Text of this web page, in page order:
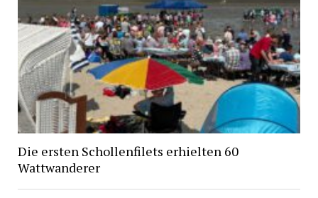
Die ersten Schollenfilets erhielten 60
Wattwanderer